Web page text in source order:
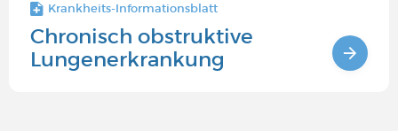
Krankheits-Informationsblatt
Chronisch obstruktive
Lungenerkrankung